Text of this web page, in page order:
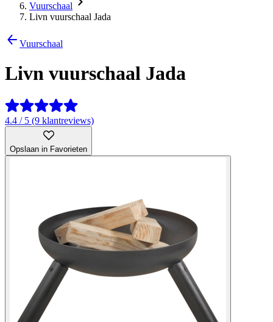
Vuurschaal
Livn vuurschaal Jada
Vuurschaal
Livn vuurschaal Jada
4.4 / 5 (9 klantreviews)
Opslaan in Favorieten